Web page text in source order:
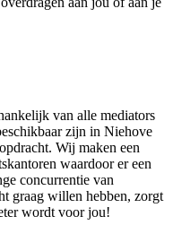
van alle mediators
zijn in Niehove
Wij maken een
waardoor er een
concurrentie van
graag willen hebben, zorgt
wordt voor jou!